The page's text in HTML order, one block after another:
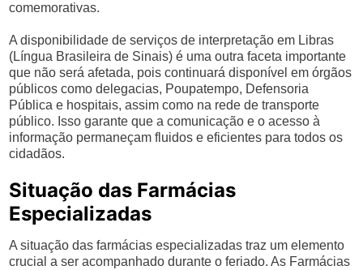
comemorativas.
A disponibilidade de serviços de interpretação em Libras
(Língua Brasileira de Sinais) é uma outra faceta importante
que não será afetada, pois continuará disponível em órgãos
públicos como delegacias, Poupatempo, Defensoria
Pública e hospitais, assim como na rede de transporte
público. Isso garante que a comunicação e o acesso à
informação permaneçam fluidos e eficientes para todos os
cidadãos.
Situação das Farmácias
Especializadas
A situação das farmácias especializadas traz um elemento
crucial a ser acompanhado durante o feriado. As Farmácias